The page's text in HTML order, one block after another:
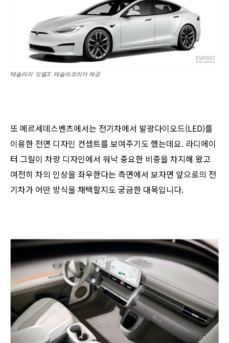
테슬라의 ‘모델3’. 테슬라코리아 제공
또 메르세데스벤츠에서는 전기차에서 발광다이오드(LED)를
이용한 전면 디자인 컨셉트를 보여주기도 했는데요. 라디에이
터 그릴이 차량 디자인에서 워낙 중요한 비중을 차지해 왔고
여전히 차의 인상을 좌우한다는 측면에서 보자면 앞으로의 전
기차가 어떤 방식을 채택할지도 궁금한 대목입니다.